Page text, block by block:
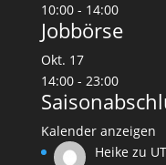
10:00- 14:00
Jobbörse
Okt. 17
14:00- 23:00
Kalender anzeigen
Heike zu